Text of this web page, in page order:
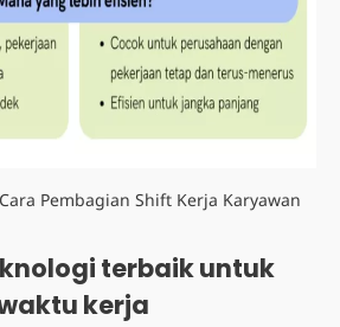
Pembagian Shift Kerja Karyawan
terbaik untuk
kerja